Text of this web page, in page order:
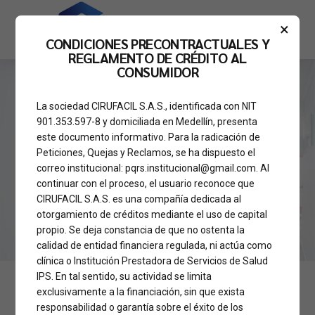
CLÍNICAS FINANCIA TU CIRUGIA
Financia tu cirugía en
Clínica Láser con
Cirufacil
Si quieres operarte enClínica Láser, enCirufacil
×
CONDICIONES PRECONTRACTUALES Y
REGLAMENTO DE CRÉDITO AL
CONSUMIDOR
La sociedad CIRUFACIL S.A.S., identificada con NIT
901.353.597-8 y domiciliada en Medellín, presenta
este documento informativo. Para la radicación de
Peticiones, Quejas y Reclamos, se ha dispuesto el
correo institucional: pqrs.institucional@gmail.com. Al
continuar con el proceso, el usuario reconoce que
CIRUFACIL S.A.S. es una compañía dedicada al
otorgamiento de créditos mediante el uso de capital
propio. Se deja constancia de que no ostenta la
calidad de entidad financiera regulada, ni actúa como
clínica o Institución Prestadora de Servicios de Salud
IPS. En tal sentido, su actividad se limita
exclusivamente a la financiación, sin que exista
responsabilidad o garantía sobre el éxito de los